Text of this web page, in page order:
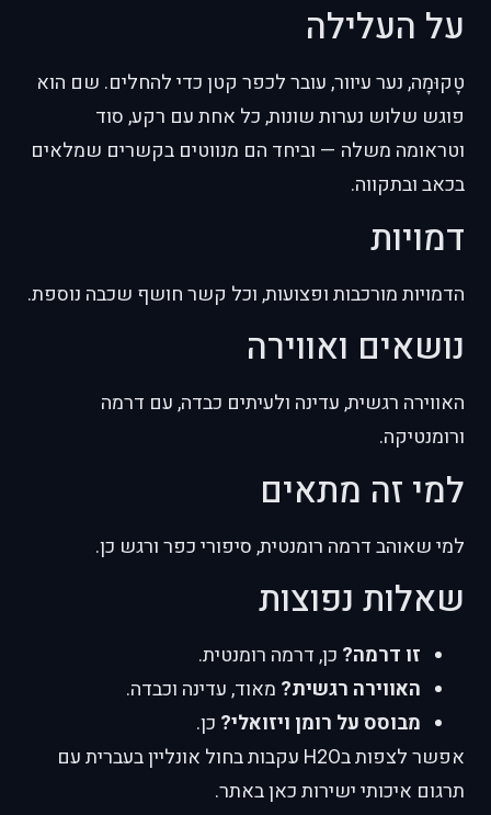
על העלילה
טָקוּמָה, נער עיוור, עובר לכפר קטן כדי להחלים. שם הוא
פוגש שלוש נערות שונות, כל אחת עם רקע, סוד
וטראומה משלה — וביחד הם מנווטים בקשרים שמלאים
בכאב ובתקווה.
דמויות
הדמויות מורכבות ופצועות, וכל קשר חושף שכבה נוספת.
נושאים ואווירה
האווירה רגשית, עדינה ולעיתים כבדה, עם דרמה
ורומנטיקה.
למי זה מתאים
למי שאוהב דרמה רומנטית, סיפורי כפר ורגש כן.
שאלות נפוצות
זו דרמה? כן, דרמה רומנטית.
האווירה רגשית? מאוד, עדינה וכבדה.
מבוסס על רומן ויזואלי? כן.
אפשר לצפות בH2O עקבות בחול אונליין בעברית עם
תרגום איכותי ישירות כאן באתר.